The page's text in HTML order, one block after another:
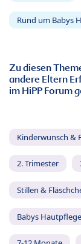
Rund um Babys
Zu diesen
andere Eltern
im HiPP Forum
Kinderwunsch &
2. Trimester
Stillen &
Babys Hautpflege